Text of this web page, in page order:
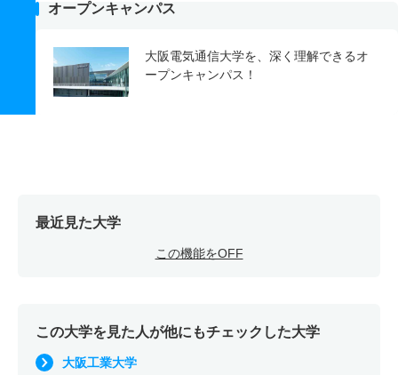
オープンキャンパス
大阪電気通信大学を、深く理解できるオ
ープンキャンパス！
最近見た大学
この機能をOFF
この大学を見た人が他にもチェックした大学
大阪工業大学